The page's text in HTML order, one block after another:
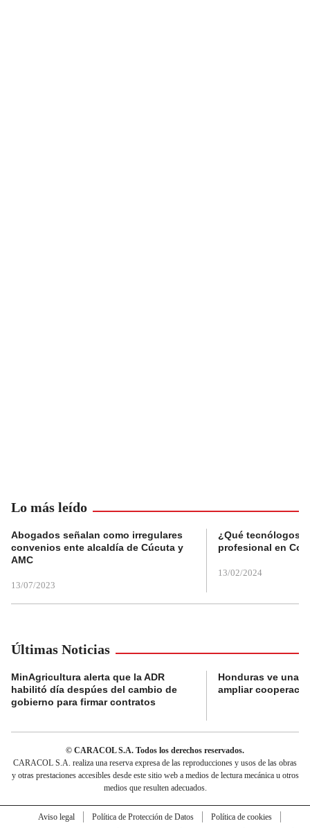
Lo más leído
Abogados señalan como irregulares
convenios ente alcaldía de Cúcuta y
AMC
13/07/2023
¿Qué tecnólogos
profesional en
13/02/2024
Últimas Noticias
MinAgricultura alerta que la ADR
habilitó día despúes del cambio de
gobierno para firmar contratos
Honduras ve una
ampliar
© CARACOL S.A. Todos los derechos reservados.
CARACOL S.A. realiza una reserva expresa de las reproducciones y usos de las obras
y otras prestaciones accesibles desde este sitio web a medios de lectura mecánica u otros
medios que resulten adecuados.
Aviso legal Política de Protección de Datos
Política de cookies